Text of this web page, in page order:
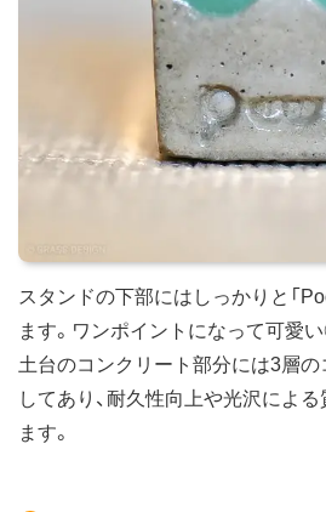
スタンドの下部にはしっかりと「
ます。ワンポイントになって可愛
土台のコンクリート部分には3層
してあり、耐久性向上や光沢によ
ます。